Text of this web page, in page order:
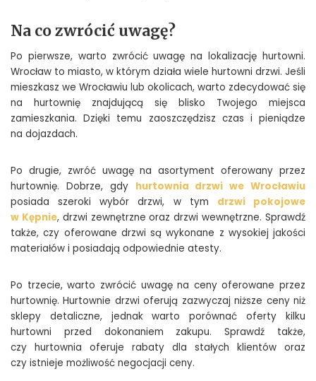
Na co zwrócić uwagę?
Po pierwsze, warto zwrócić uwagę na lokalizację hurtowni.
Wrocław to miasto, w którym działa wiele hurtowni drzwi. Jeśli
mieszkasz we Wrocławiu lub okolicach, warto zdecydować się
na hurtownię znajdującą się blisko Twojego miejsca
zamieszkania. Dzięki temu zaoszczędzisz czas i pieniądze
na dojazdach.
Po drugie, zwróć uwagę na asortyment oferowany przez
hurtownię. Dobrze, gdy hurtownia drzwi we Wrocławiu
posiada szeroki wybór drzwi, w tym drzwi pokojowe
w Kępnie, drzwi zewnętrzne oraz drzwi wewnętrzne. Sprawdź
także, czy oferowane drzwi są wykonane z wysokiej jakości
materiałów i posiadają odpowiednie atesty.
Po trzecie, warto zwrócić uwagę na ceny oferowane przez
hurtownię. Hurtownie drzwi oferują zazwyczaj niższe ceny niż
sklepy detaliczne, jednak warto porównać oferty kilku
hurtowni przed dokonaniem zakupu. Sprawdź także,
czy hurtownia oferuje rabaty dla stałych klientów oraz
czy istnieje możliwość negocjacji ceny.